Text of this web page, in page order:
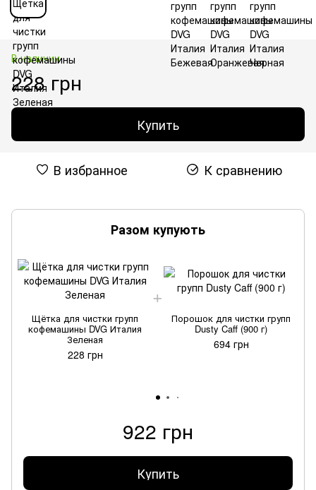
В наличии
228 грн
Купить
В избранное К сравнению
Разом купують
Щётка для чистки групп
кофемашины DVG Италия
Зеленая
228 грн
Порошок для чистки групп
Dusty Caff (900 г)
694 грн
922 грн
Купить